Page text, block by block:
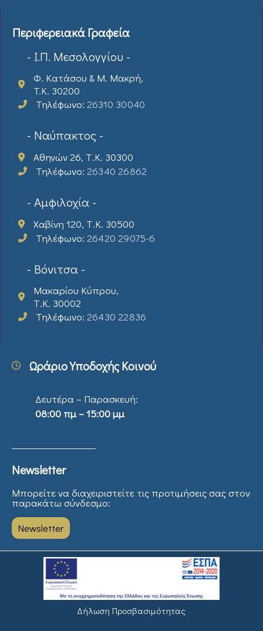
Περιφερειακά Γραφεία
- Ι.Π. Μεσολογγίου -
Φ. Κατάσου & Μ. Μακρή,
T.K. 30200
Τηλέφωνο: 26310 30040
- Ναύπακτος -
Αθηνών 26, Τ.Κ. 30300
Τηλέφωνο: 26340 26862
- Αμφιλοχία -
Χαβίνη 120, Τ.Κ. 30500
Τηλέφωνο: 26420 29075-6
- Βόνιτσα -
Μακαρίου Κύπρου,
Τ.Κ. 30002
Τηλέφωνο: 26430 22836
Ωράριο Υποδοχής Κοινού
Δευτέρα – Παρασκευή:
08:00 πμ – 15:00 μμ
Newsletter
Μπορείτε να διαχειριστείτε τις προτιμήσεις σας στον
παρακάτω σύνδεσμο:
Newsletter
Δήλωση Προσβασιμότητας